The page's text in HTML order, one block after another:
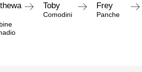
Toby
Comodini
Frey
Panche